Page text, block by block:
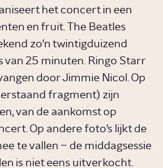
het concert in een
en fruit. The Beatles
zo’n twintigduizend
van 25 minuten. Ringo Starr
door Jimmie Nicol. Op
fragment) zijn
van de aankomst op
Op andere foto’s lijkt de
te vallen – de middagsessie
is niet eens uitverkocht.